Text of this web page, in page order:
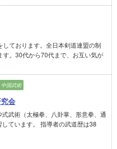
ております。全日本剣道連盟の制
。30代から70代まで、お互い気が
中国武術
会
武術（太極拳、八卦掌、形意拳、通
ています。 指導者の武道歴は38